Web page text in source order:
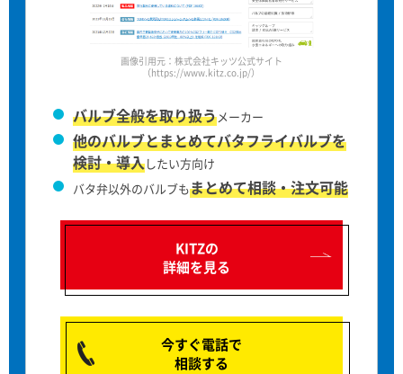
画像引用元：株式会社キッツ公式サイト
（https://www.kitz.co.jp/）
バルブ全般を取り扱うメーカー
他のバルブとまとめてバタフライバルブを
検討・導入したい方向け
バタ弁以外のバルブもまとめて相談・注文可能
KITZの
詳細を見る
今すぐ電話で
相談する